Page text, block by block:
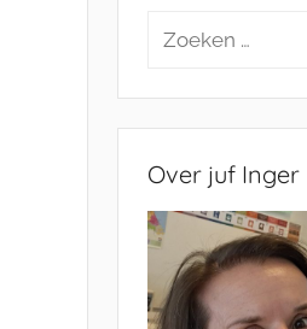
Zoeken
Over juf Inger